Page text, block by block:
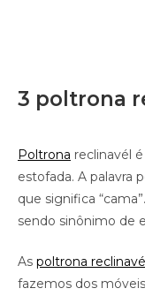
3 poltrona
Poltrona reclinavél
estofada. A palavra
que significa
sendo sinônimo de
As poltrona
fazemos dos